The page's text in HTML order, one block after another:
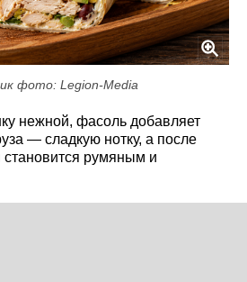
фото: Legion-Media
нежной, фасоль добавляет
— сладкую нотку, а после
румяным и